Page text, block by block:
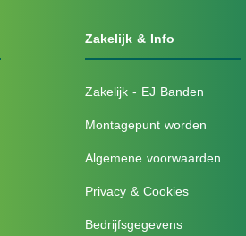
Zakelijk & Info
Zakelijk - EJ Banden
Montagepunt worden
Algemene voorwaarden
Privacy & Cookies
Bedrijfsgegevens